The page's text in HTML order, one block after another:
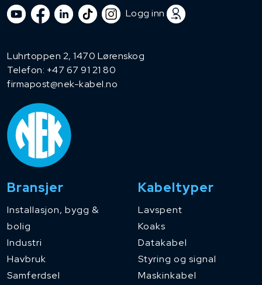
Logg inn
Luhrtoppen 2, 1470 Lørenskog
Telefon: +47 67 91 21 80
firmapost@nek-kabel.no
Bransjer
Installasjon, bygg &
bolig
Industri
Havbruk
Samferdsel
Kabeltyper
Lavspent
Koaks
Datakabel
Styring og signal
Maskinkabel